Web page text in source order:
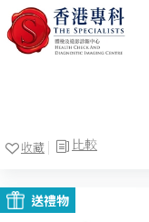
比較
收藏
送禮物